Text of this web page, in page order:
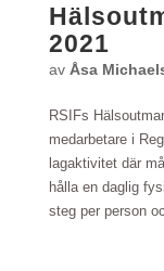
2021
av Åsa
RSIFs
medarbetare i
lagaktivitet där
hålla en daglig
steg per person